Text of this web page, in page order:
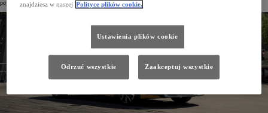
pojazdu technologią syntetycznego DNA w cenie auta.
znajdziesz w naszej Polityce plików cookie.
Ustawienia plików cookie
Odrzuć wszystkie Zaakceptuj wszystkie